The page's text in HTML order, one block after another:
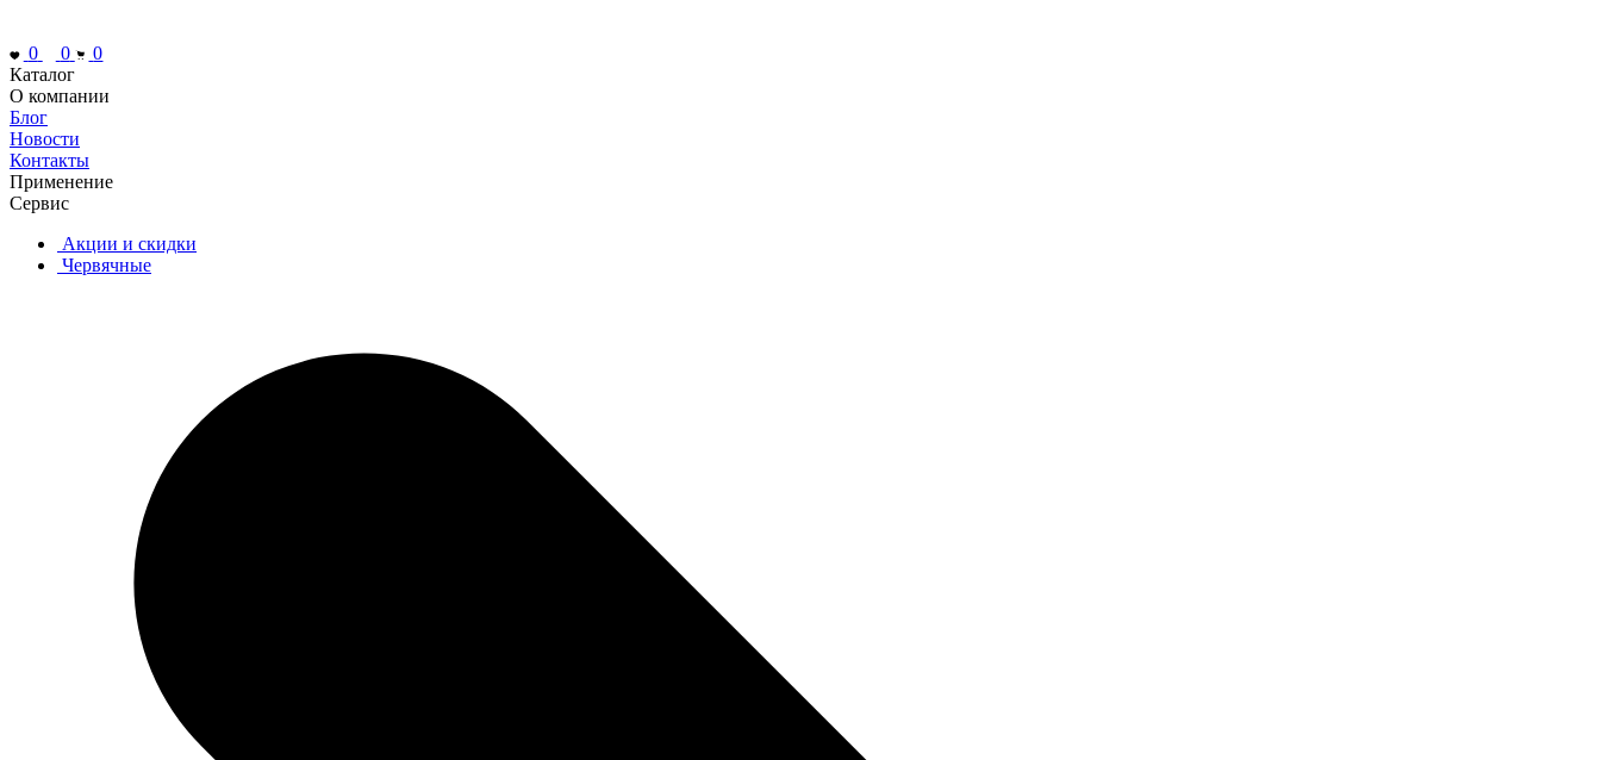
0 0
0
Каталог
О компании
Блог
Новости
Контакты
Применение
Сервис
Акции и скидки
Червячные